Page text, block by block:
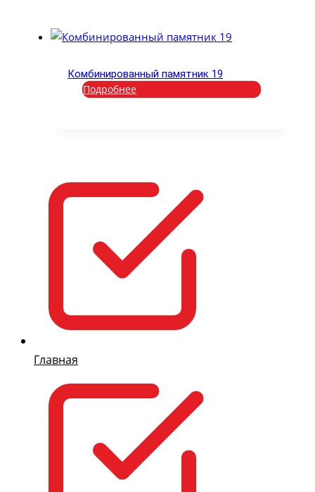
Комбинированный памятник 19
Подробнее
Главная